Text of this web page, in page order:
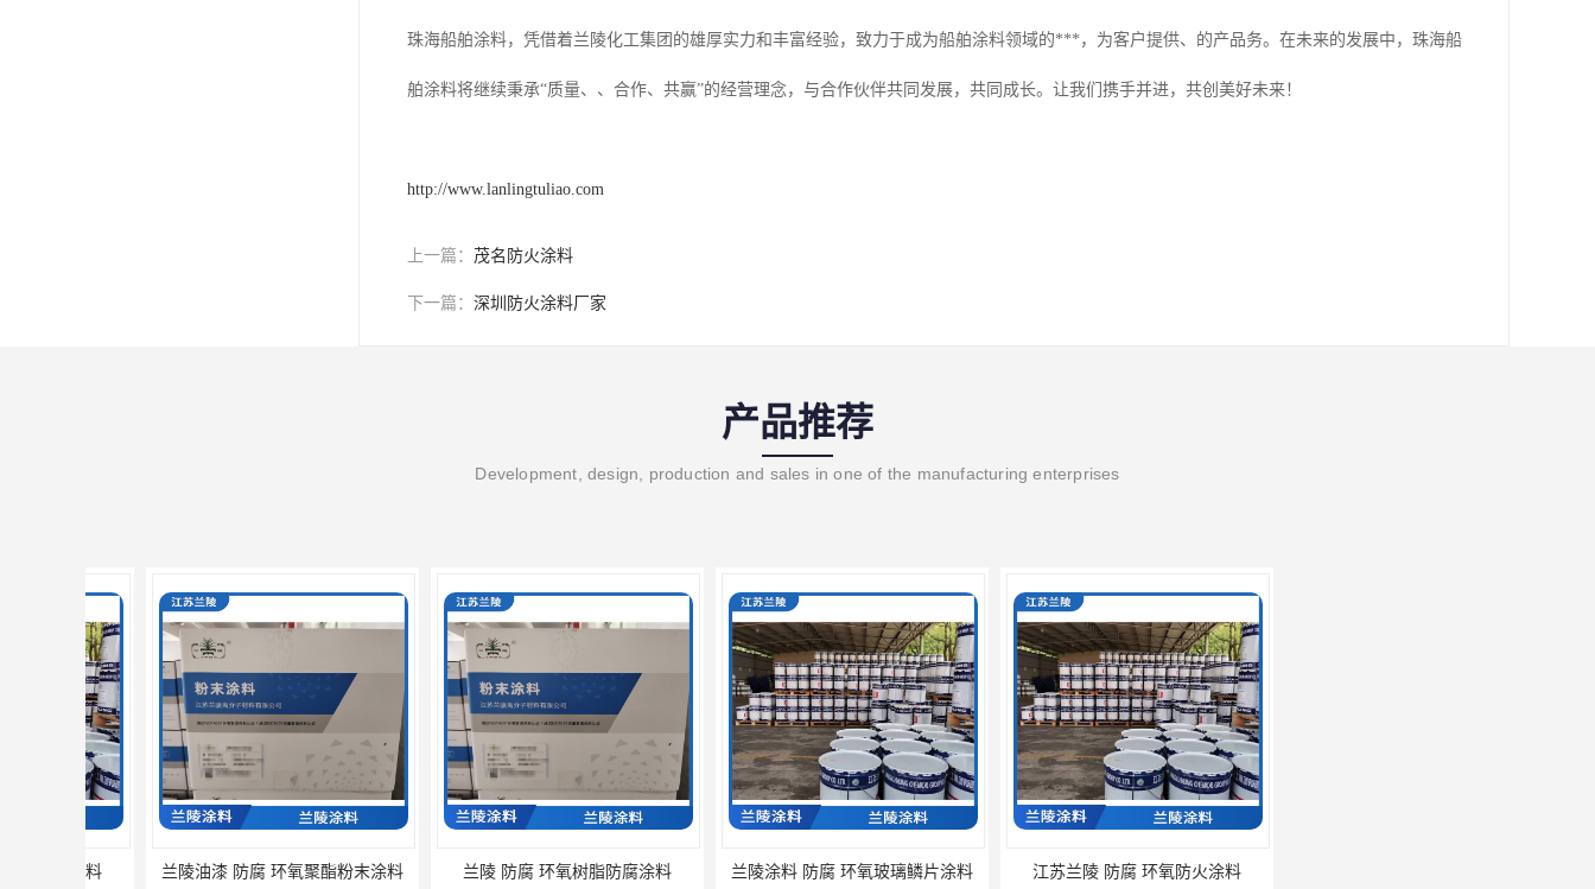
珠海船舶涂料，凭借着兰陵化工集团的雄厚实力和丰富经验，致力于成为船舶涂料领域的***，为客户提供、的产品务。在未来的发展中，珠海船
舶涂料将继续秉承“质量、、合作、共赢”的经营理念，与合作伙伴共同发展，共同成长。让我们携手并进，共创美好未来！
http://www.lanlingtuliao.com
上一篇： 茂名防火涂料
下一篇： 深圳防火涂料厂家
产品推荐
Development, design, production and sales in one of the manufacturing enterprises
兰陵油漆 防腐 环氧聚酯粉末涂料 兰陵 防腐 环氧树脂防腐涂料 兰陵涂料 防腐 环氧玻璃鳞片涂料 江苏兰陵 防腐 环氧防火涂料 兰陵油漆 防腐 环氧树脂防水涂料